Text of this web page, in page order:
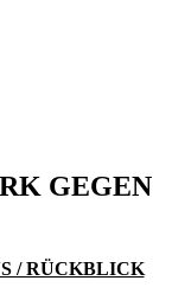
GEGEN
/ RÜCKBLICK